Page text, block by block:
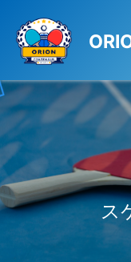
Warning: Attempt to
/home/
content/themes/
ス